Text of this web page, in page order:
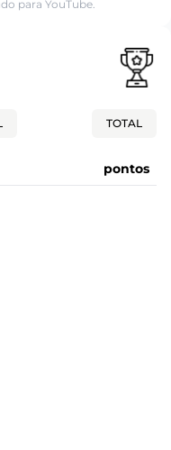
para YouTube.
TOTAL
pontos